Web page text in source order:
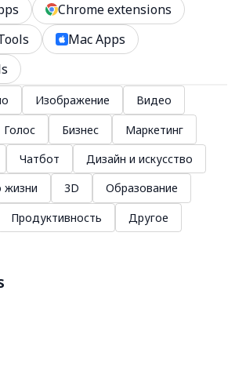
Chrome extensions
Mac Apps
Изображение
Видео
Голос Бизнес
Маркетинг
Чатбот
Дизайн и искусство
3D
Образование
Продуктивность Другое